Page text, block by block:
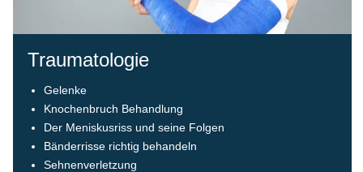
Traumatologie
Gelenke
Knochenbruch Behandlung
Der Meniskusriss und seine Folgen
Bänderrisse richtig behandeln
Sehnenverletzung